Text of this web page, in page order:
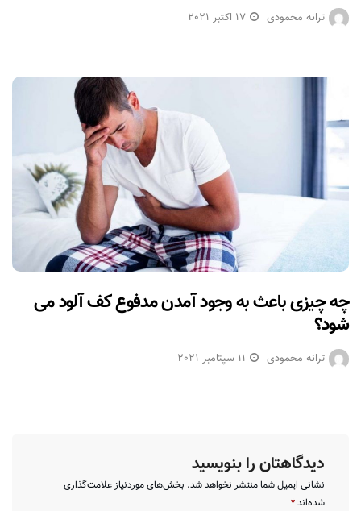
ترانه محمودی 17 اکتبر 2021
چه چیزی باعث به وجود آمدن مدفوع کف آلود می
شود؟
ترانه محمودی 11 سپتامبر 2021
دیدگاهتان را بنویسید
نشانی ایمیل شما منتشر نخواهد شد. بخش‌های موردنیاز علامت‌گذاری
شده‌اند*